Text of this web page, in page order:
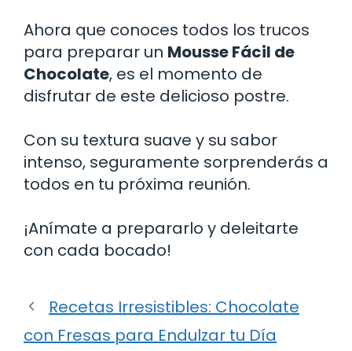
Ahora que conoces todos los trucos
para preparar un Mousse Fácil de
Chocolate, es el momento de
disfrutar de este delicioso postre.
Con su textura suave y su sabor
intenso, seguramente sorprenderás a
todos en tu próxima reunión.
¡Anímate a prepararlo y deleitarte
con cada bocado!
Recetas Irresistibles: Chocolate
con Fresas para Endulzar tu Día